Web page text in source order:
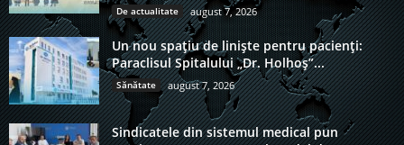
De actualitate august 7, 2026
Un nou spațiu de liniște pentru pacienți:
Paraclisul Spitalului „Dr. Holhoș”...
Sănătate august 7, 2026
Sindicatele din sistemul medical pun